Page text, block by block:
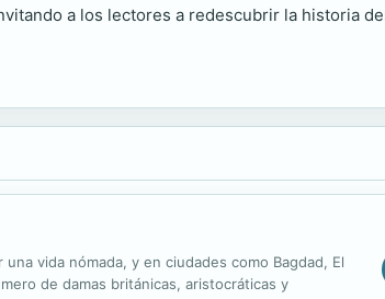
a los lectores a redescubrir la historia
vida nómada, y en ciudades como Bagdad, El
de damas británicas, aristocráticas y